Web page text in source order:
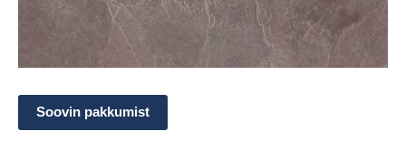
Soovin pakkumist